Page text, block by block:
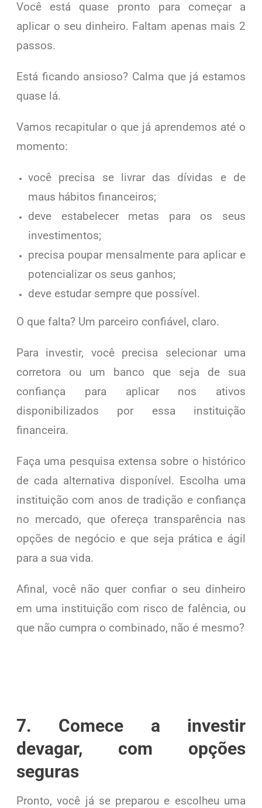
Você está quase pronto para começar a
aplicar o seu dinheiro. Faltam apenas mais 2
passos.
Está ficando ansioso? Calma que já estamos
quase lá.
Vamos recapitular o que já aprendemos até o
momento:
você precisa se livrar das dívidas e de
maus hábitos financeiros;
deve estabelecer metas para os seus
investimentos;
precisa poupar mensalmente para aplicar e
potencializar os seus ganhos;
deve estudar sempre que possível.
O que falta? Um parceiro confiável, claro.
Para investir, você precisa selecionar uma
corretora ou um banco que seja de sua
confiança para aplicar nos ativos
disponibilizados por essa instituição
financeira.
Faça uma pesquisa extensa sobre o histórico
de cada alternativa disponível. Escolha uma
instituição com anos de tradição e confiança
no mercado, que ofereça transparência nas
opções de negócio e que seja prática e ágil
para a sua vida.
Afinal, você não quer confiar o seu dinheiro
em uma instituição com risco de falência, ou
que não cumpra o combinado, não é mesmo?
7. Comece a investir
devagar, com opções
seguras
Pronto, você já se preparou e escolheu uma